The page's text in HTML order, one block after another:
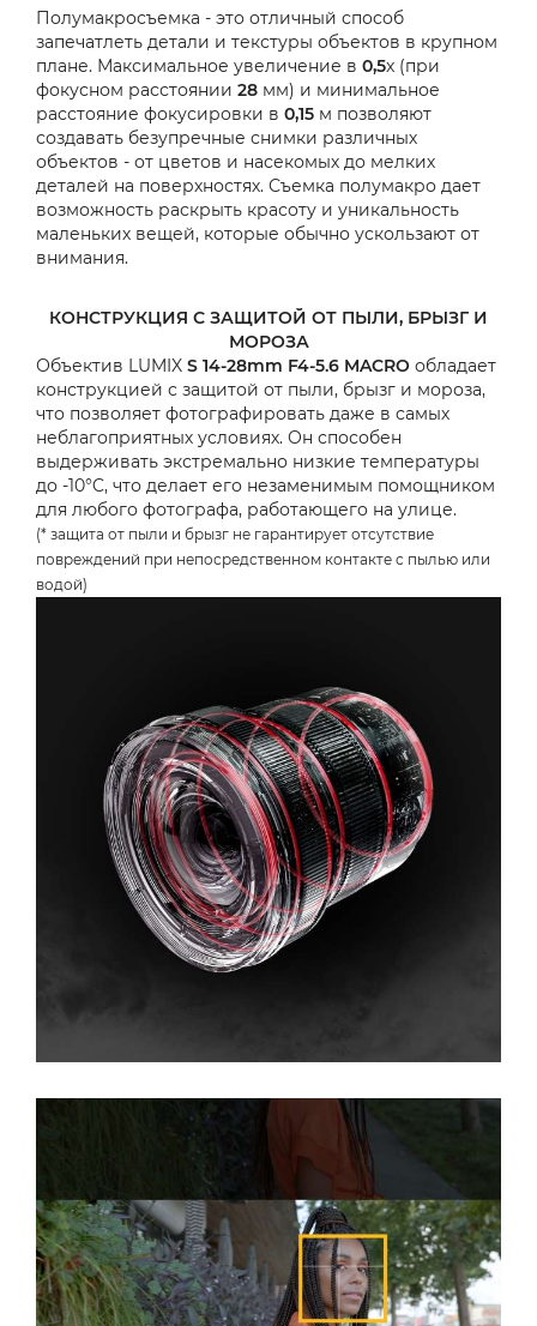
Полумакросъемка - это отличный способ
запечатлеть детали и текстуры объектов в крупном
плане. Максимальное увеличение в 0,5x (при
фокусном расстоянии 28 мм) и минимальное
расстояние фокусировки в 0,15 м позволяют
создавать безупречные снимки различных
объектов - от цветов и насекомых до мелких
деталей на поверхностях. Съемка полумакро дает
возможность раскрыть красоту и уникальность
маленьких вещей, которые обычно ускользают от
внимания.
КОНСТРУКЦИЯ С ЗАЩИТОЙ ОТ ПЫЛИ, БРЫЗГ И
МОРОЗА
Объектив LUMIX S 14-28mm F4-5.6 MACRO обладает
конструкцией с защитой от пыли, брызг и мороза,
что позволяет фотографировать даже в самых
неблагоприятных условиях. Он способен
выдерживать экстремально низкие температуры
до -10°C, что делает его незаменимым помощником
для любого фотографа, работающего на улице.
(* защита от пыли и брызг не гарантирует отсутствие
повреждений при непосредственном контакте с пылью или
водой)